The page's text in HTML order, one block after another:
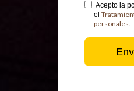
Acepto la
el
personales.